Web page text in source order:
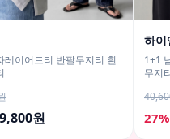
레이어드티 반팔무지티 흰
원
하이
1+1
무지
27%